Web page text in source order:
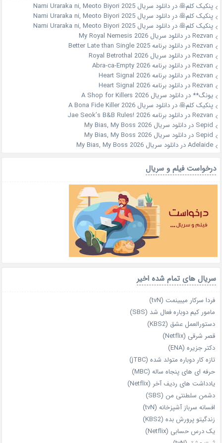
پنکیک کلم🥞دردانلود سریال Nami Uraraka ni, Meoto Biyori 2025
پنکیک کلم🥞دردانلود سریال Nami Uraraka ni, Meoto Biyori 2025
پنکیک کلم🥞دردانلود سریال Nami Uraraka ni, Meoto Biyori 2025
Rezvanدردانلود سریال My Royal Nemesis 2026
Rezvanدردانلود برنامه Better Late than Single 2025
Rezvanدردانلود سریال Royal Betrothal 2026
Rezvanدردانلود برنامه Abra-ca-Empty 2026
Rezvanدردانلود برنامه Heart Signal 2026
Rezvanدردانلود برنامه Heart Signal 2026
یونگ** دردانلود سریال A Shop for Killers 2026
پنکیک کلم🥞دردانلود سریال A Bona Fide Killer 2026
Rezvanدردانلود برنامه Jae Seok’s B&B Rules! 2026
Sepid دردانلود سریال My Bias, My Boss 2026
Sepid دردانلود سریال My Bias, My Boss 2026
Adelaideدردانلود سریال My Bias, My Boss 2026
درخواست فیلم و سریال
سریال های تمام شده اخیر
فردا سرکار میبینمت (tvN)
مامور کیم دوباره فعال شد (SBS)
دستورالعمل عشق (KBS2)
قصر شرقی (Netflix)
دکتر جزیره (ENA)
تازه‌ کار دوباره‌ متولد شده (jTBC)
حرفه‌ ای‌ های پنجاه‌ ساله (MBC)
یادداشت‌ های ردیف آخر (Netflix)
دشمن سلطنتی من (SBS)
افسانه سرباز آشپزخانه (tvN)
زندگیتو پرورش بده (KBS2)
یک درس حسابی (Netflix)